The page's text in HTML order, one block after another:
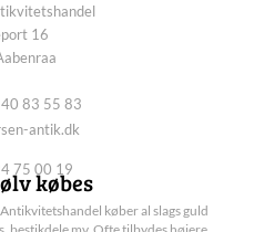
16
83 55 83
antik.dk
75 00 19
købes
køber al slags guld